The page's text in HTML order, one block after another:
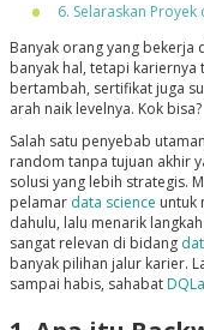
6. Selaraskan
Banyak orang yang bekerja
banyak hal, tetapi kariernya
bertambah, sertifikat juga
arah naik levelnya. Kok bisa?
Salah satu penyebab
random tanpa tujuan akhir
solusi yang lebih strategis.
pelamar data science untuk
dahulu, lalu menarik
sangat relevan di bidang
banyak pilihan jalur karier.
sampai habis, sahabat